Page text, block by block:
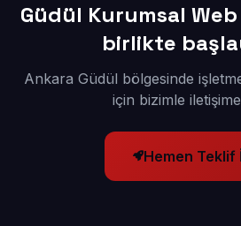
Güdül Kurumsal Web
birlikte
Ankara Güdül bölgesinde
için bizimle
Hemen Teklif